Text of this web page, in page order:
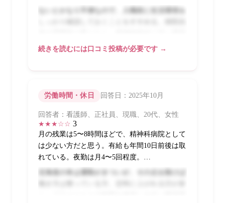
で落ち着いた職場感がある。急性期の多忙さと
を求める人には選択肢として悪くない。
続きを読むには口コミ投稿が必要です →
労働時間・休日 回答日：2025年10月
回答者：看護師、正社員、現職、20代、女性
★★★☆☆ 3
月の残業は5〜8時間ほどで、精神科病院として
は少ない方だと思う。有給も年間10日前後は取
れている。夜勤は月4〜5回程度。…